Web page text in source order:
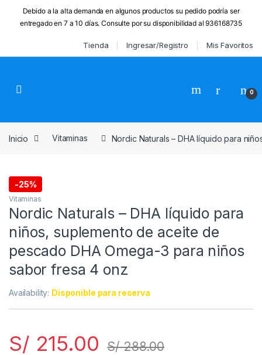
Debido a la alta demanda en algunos productos su pedido podría ser
entregado en 7 a 10 días. Consulte por su disponibilidad al 936168735
Tienda Ingresar/Registro Mis Favoritos
0
Inicio Vitaminasㅤ Nordic Naturals – DHA líquido para
-25%
Vitaminasㅤ
Nordic Naturals – DHA líquido para
niños, suplemento de aceite de
pescado DHA Omega-3 para niños
sabor fresa 4 onz
Availability: Disponible para reserva
S/ 215.00 S/288.00